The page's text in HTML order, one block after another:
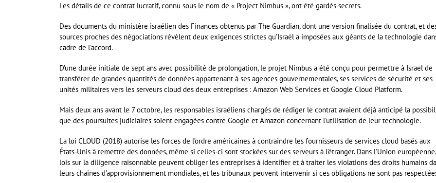
Les détails de ce contrat lucratif, connu sous le nom de « Project Nimbus », ont été gardés secrets.
Des documents du ministère israélien des Finances obtenus par The Guardian, dont une version finalisée du contrat, et
sources proches des négociations révèlent deux exigences strictes qu’Israël a imposées aux géants de la technologie
cadre de l’accord.
D’une durée initiale de sept ans avec possibilité de prolongation, le projet Nimbus a été conçu pour permettre à Israël de
transférer de grandes quantités de données appartenant à ses agences gouvernementales, ses services de sécurité et ses
unités militaires vers les serveurs cloud des deux entreprises : Amazon Web Services et Google Cloud Platform.
Mais deux ans avant le 7 octobre, les responsables israéliens chargés de rédiger le contrat avaient déjà anticipé la
que des poursuites judiciaires soient engagées contre Google et Amazon concernant l’utilisation de leur technologie.
La loi CLOUD (2018) autorise les forces de l’ordre américaines à contraindre les fournisseurs de services cloud basés aux
États-Unis à remettre des données, même si celles-ci sont stockées sur des serveurs à l’étranger. Dans l’Union
lois sur la diligence raisonnable peuvent obliger les entreprises à identifier et à traiter les violations des droits humains
leurs chaînes d’approvisionnement mondiales, et les tribunaux peuvent intervenir si ces obligations ne sont pas